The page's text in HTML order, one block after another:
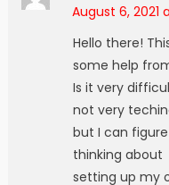
August 6, 2021
Hello there!
some help
Is it very
not very
but I can
thinking about
setting up my